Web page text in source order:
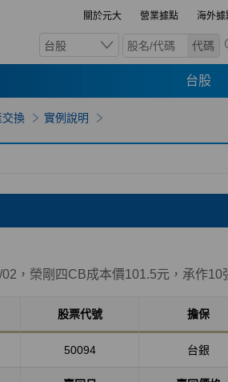
關於元大 營業據點 海外據
台股 代碼
台股
交換 實例說明
，榮剛四CB成本價101.5元，承作
股票代號 擔保
50094 台銀